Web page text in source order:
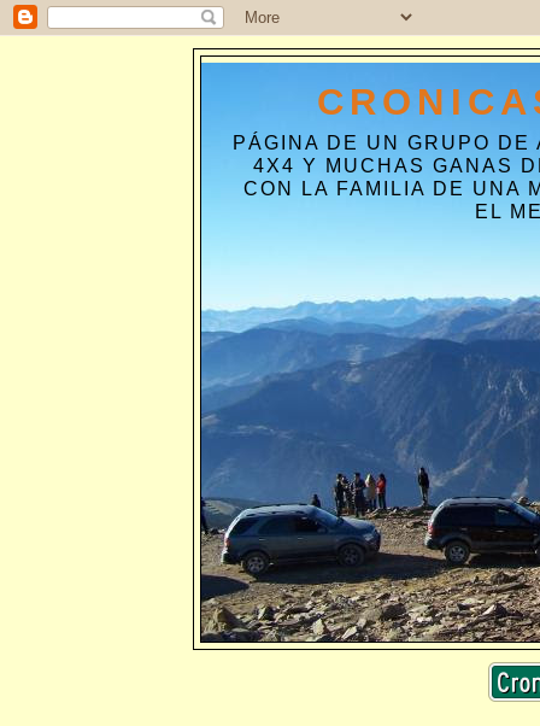
PÁGINA DE UN GRUPO
4X4 Y MUCHAS GANAS
CON LA FAMILIA DE UNA
EL